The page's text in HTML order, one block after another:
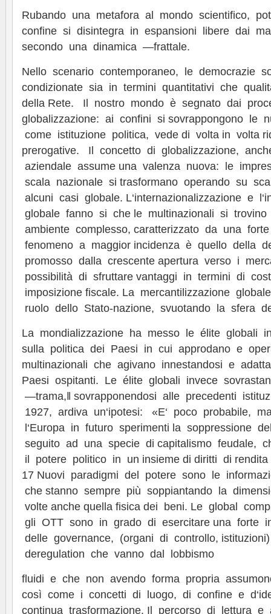
Rubando una metafora al mondo scientifico,
confine si disintegra in espansioni libere dai
secondo una dinamica ―frattale.
Nello scenario contemporaneo, le democrazie
condizionate sia in termini quantitativi che
della Rete. Il nostro mondo è segnato dai
globalizzazione: ai confini si sovrappongono le
come istituzione politica, vede di volta in volta
prerogative. Il concetto di globalizzazione,
aziendale assume una valenza nuova: le
scala nazionale si trasformano operando su
alcuni casi globale. L‘internazionalizzazione e
globale fanno si che le multinazionali si
ambiente complesso, caratterizzato da una
fenomeno a maggior incidenza è quello della
promosso dalla crescente apertura verso i
possibilità di sfruttare vantaggi in termini di
imposizione fiscale. La mercantilizzazione
ruolo dello Stato-nazione, svuotando la sfera
La mondializzazione ha messo le élite globali
sulla politica dei Paesi in cui approdano e
multinazionali che agivano innestandosi e
Paesi ospitanti. Le élite globali invece
―trama,‖ sovrapponendosi alle precedenti
1927, ardiva un‘ipotesi: «E‘ poco probabile,
l‘Europa in futuro sperimenti la soppressione
seguito ad una specie di capitalismo feudale,
il potere politico in un insieme di diritti di rendita
17 Nuovi paradigmi del potere sono le
che stanno sempre più soppiantando la
volte anche quella fisica dei beni. Le global
gli OTT sono in grado di esercitare una forte
delle governance, (organi di controllo,
deregulation che vanno dal lobbismo
fluidi e che non avendo forma propria
così come i concetti di luogo, di confine e
continua trasformazione. Il percorso di lettura e